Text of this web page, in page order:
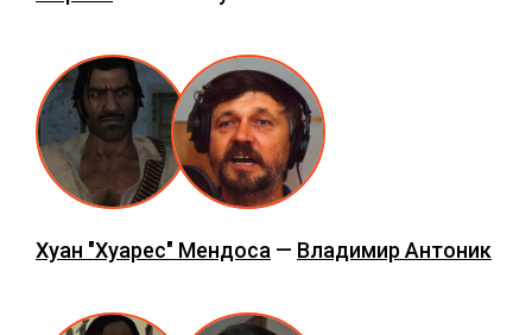
Хуан "Хуарес" Мендоса — Владимир Антоник